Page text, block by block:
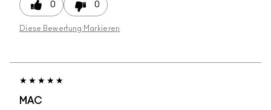
0 0
Diese Bewertung Markieren
MAC